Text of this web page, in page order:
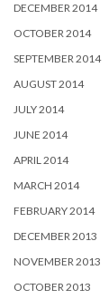
DECEMBER 2014
OCTOBER 2014
SEPTEMBER 2014
AUGUST 2014
JULY 2014
JUNE 2014
APRIL 2014
MARCH 2014
FEBRUARY 2014
DECEMBER 2013
NOVEMBER 2013
OCTOBER 2013